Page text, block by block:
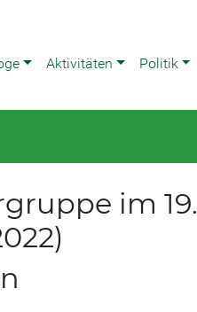
Aktivitäten Politik
im 19.